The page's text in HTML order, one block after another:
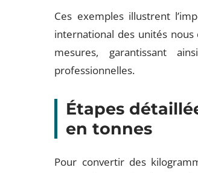
Ces exemples illustrent
international des unités
mesures, garantissant
professionnelles.
Étapes
en tonnes
Pour convertir des